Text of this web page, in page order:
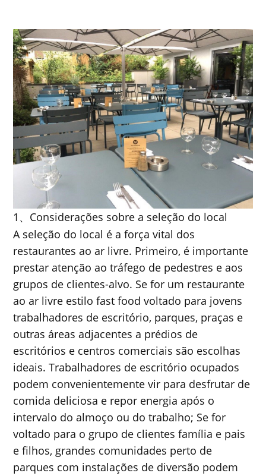
1 、 Considerações sobre a seleção do local
A seleção do local é a força vital dos
restaurantes ao ar livre. Primeiro, é importante
prestar atenção ao tráfego de pedestres e aos
grupos de clientes-alvo. Se for um restaurante
ao ar livre estilo fast food voltado para jovens
trabalhadores de escritório, parques, praças e
outras áreas adjacentes a prédios de
escritórios e centros comerciais são escolhas
ideais. Trabalhadores de escritório ocupados
podem convenientemente vir para desfrutar de
comida deliciosa e repor energia após o
intervalo do almoço ou do trabalho; Se for
voltado para o grupo de clientes família e pais
e filhos, grandes comunidades perto de
parques com instalações de diversão podem